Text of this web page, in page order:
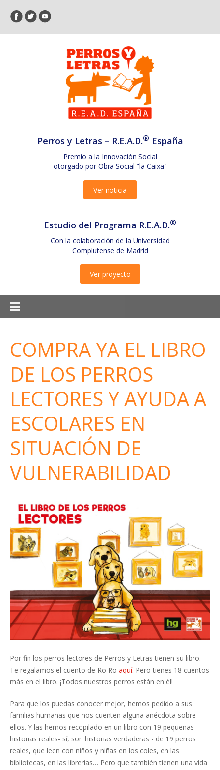
Perros y Letras – R.E.A.D.® España
Premio a la Innovación Social
otorgado por Obra Social "la Caixa"
Ver noticia
Estudio del Programa R.E.A.D.®
Con la colaboración de la Universidad
Complutense de Madrid
Ver proyecto
COMPRA YA EL LIBRO
DE LOS PERROS
LECTORES Y AYUDA A
ESCOLARES EN
SITUACIÓN DE
VULNERABILIDAD
Por fin los perros lectores de Perros y Letras tienen su libro.
Te regalamos el cuento de Ro Ro aquí. Pero tienes 18 cuentos
más en el libro. ¡Todos nuestros perros están en él!
Para que los puedas conocer mejor, hemos pedido a sus
familias humanas que nos cuenten alguna anécdota sobre
ellos. Y las hemos recopilado en un libro con 19 pequeñas
historias reales- sí, son historias verdaderas - de 19 perros
reales, que leen con niños y niñas en los coles, en las
bibliotecas, en las librerías… Pero que también tienen una vida